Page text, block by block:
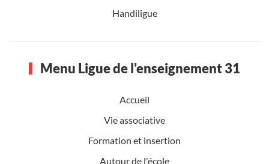
Handiligue
Menu Ligue de l'enseignement 31
Accueil
Vie associative
Formation et insertion
Autour de l'école